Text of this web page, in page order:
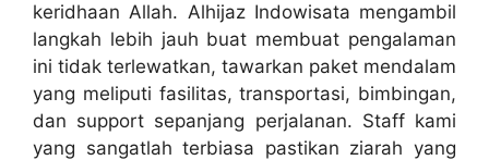
keridhaan Allah. Alhijaz Indowisata mengambil
langkah lebih jauh buat membuat pengalaman
ini tidak terlewatkan, tawarkan paket mendalam
yang meliputi fasilitas, transportasi, bimbingan,
dan support sepanjang perjalanan. Staff kami
yang sangatlah terbiasa pastikan ziarah yang